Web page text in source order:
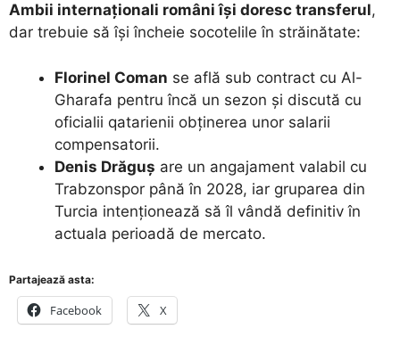
Ambii internaționali români își doresc transferul,
dar trebuie să își încheie socotelile în străinătate:
Florinel Coman se află sub contract cu Al-
Gharafa pentru încă un sezon și discută cu
oficialii qatarienii obținerea unor salarii
compensatorii.
Denis Drăguș are un angajament valabil cu
Trabzonspor până în 2028, iar gruparea din
Turcia intenționează să îl vândă definitiv în
actuala perioadă de mercato.
Partajează asta:
Facebook X